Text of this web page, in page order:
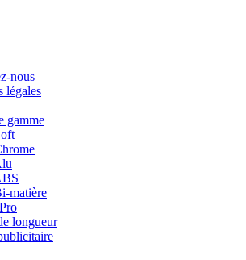
nous
légales
gamme
matière
longueur